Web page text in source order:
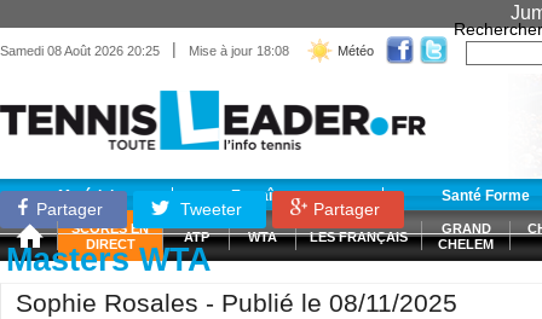
Samedi 08 Août 2026 20:25 | Mise à jour 18:08 Météo
Rechercher
Matériel Entraînement Santé Forme
SCORES EN
DIRECT
ATP WTA LES FRANÇAIS
GRAND
CHELEM
Partager Tweeter Partager
Masters WTA
Sophie Rosales - Publié le 08/11/2025